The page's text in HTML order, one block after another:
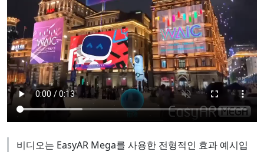
비디오는 EasyAR Mega를 사용한 전형적인 효과 예시입